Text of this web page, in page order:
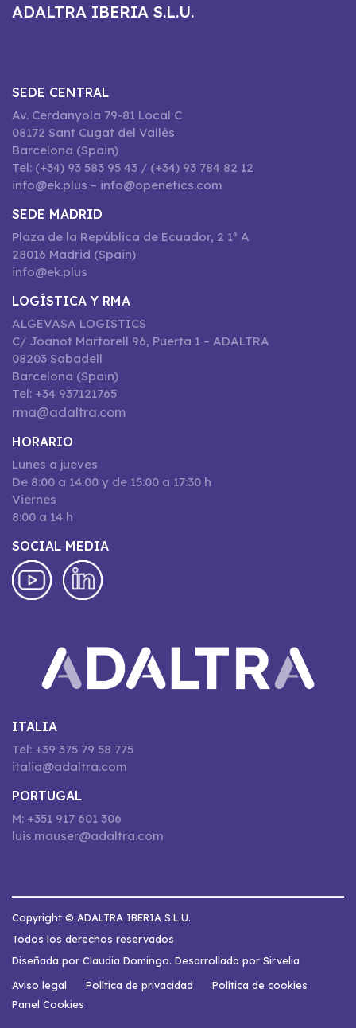
ADALTRA IBERIA S.L.U.
SEDE CENTRAL
Av. Cerdanyola 79-81 Local C
08172 Sant Cugat del Vallès
Barcelona (Spain)
Tel: (+34) 93 583 95 43 / (+34) 93 784 82 12
info@ek.plus – info@openetics.com
SEDE MADRID
Plaza de la República de Ecuador, 2 1º A
28016 Madrid (Spain)
info@ek.plus
LOGÍSTICA Y RMA
ALGEVASA LOGISTICS
C/ Joanot Martorell 96, Puerta 1 – ADALTRA
08203 Sabadell
Barcelona (Spain)
Tel: +34 937121765
rma@adaltra.com
HORARIO
Lunes a jueves
De 8:00 a 14:00 y de 15:00 a 17:30 h
Viernes
8:00 a 14 h
SOCIAL MEDIA
ITALIA
Tel: +39 375 79 58 775
italia@adaltra.com
PORTUGAL
M: +351 917 601 306
luis.mauser@adaltra.com
Copyright © ADALTRA IBERIA S.L.U.
Todos los derechos reservados
Diseñada por Claudia Domingo. Desarrollada por Sirvelia
Aviso legal
Política de privacidad
Política de cookies
Panel Cookies